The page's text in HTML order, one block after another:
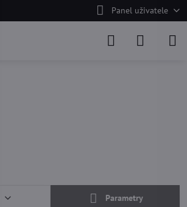
Panel uživatele
Parametry